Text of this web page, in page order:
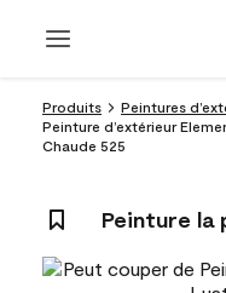
Produits
Peintures
Peinture d’extérieur
Chaude 525
Peinture la